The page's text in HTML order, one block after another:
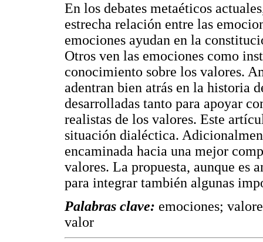
En los debates metaéticos
estrecha relación entre las
emociones ayudan en la
Otros ven las emociones como
conocimiento sobre los valores.
adentran bien atrás en la historia
desarrolladas tanto para apoyar
realistas de los valores. Este
situación dialéctica.
encaminada hacia una mejor
valores. La propuesta, aunque es
para integrar también algunas
Palabras clave: emociones;
valor